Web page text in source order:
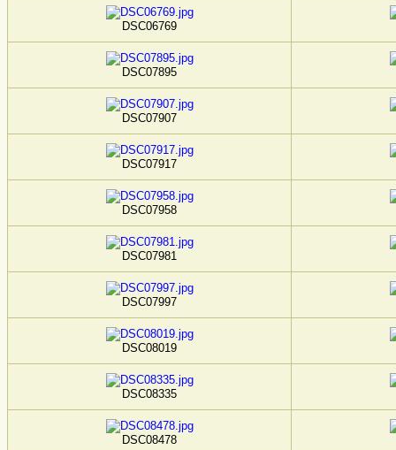
DSC06769
DSC07895
DSC07907
DSC07917
DSC07958
DSC07981
DSC07997
DSC08019
DSC08335
DSC08478